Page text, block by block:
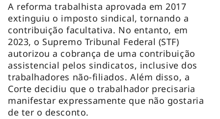
A reforma trabalhista aprovada em 2017
extinguiu o imposto sindical, tornando a
contribuição facultativa. No entanto, em
2023, o Supremo Tribunal Federal (STF)
autorizou a cobrança de uma contribuição
assistencial pelos sindicatos, inclusive dos
trabalhadores não-filiados. Além disso, a
Corte decidiu que o trabalhador precisaria
manifestar expressamente que não gostaria
de ter o desconto.